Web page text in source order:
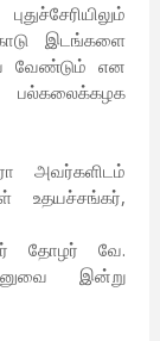
இடங்களை
வேண்டும் என
அவர்களிடம்
உதயச்சங்கர்,
தோழர் வே.
இன்று